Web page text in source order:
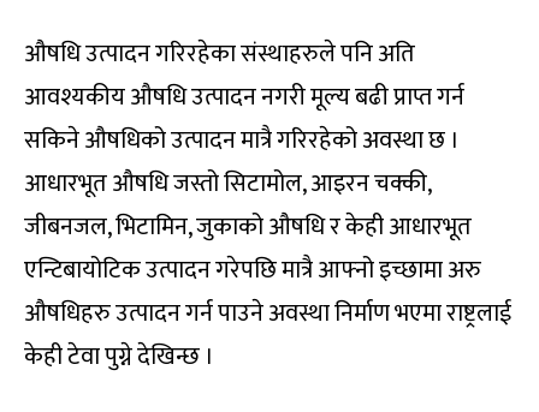
औषधि उत्पादन गरिरहेका संस्थाहरुले पनि अति
आवश्यकीय औषधि उत्पादन नगरी मूल्य बढी प्राप्त गर्न
सकिने औषधिको उत्पादन मात्रै गरिरहेको अवस्था छ ।
आधारभूत औषधि जस्तो सिटामोल, आइरन चक्की,
जीबनजल, भिटामिन, जुकाको औषधि र केही आधारभूत
एन्टिबायोटिक उत्पादन गरेपछि मात्रै आफ्नो इच्छामा अरु
औषधिहरु उत्पादन गर्न पाउने अवस्था निर्माण भएमा राष्ट्रलाई
केही टेवा पुग्ने देखिन्छ ।